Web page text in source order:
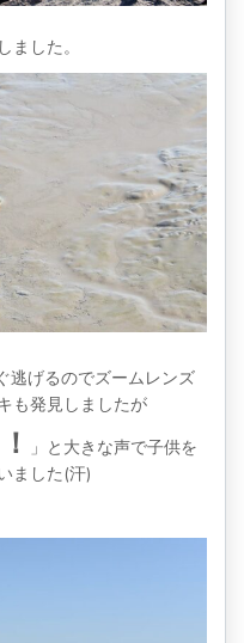
した。
逃げるのでズームレンズ
も発見しましたが
」と大きな声で子供を
ました(汗)